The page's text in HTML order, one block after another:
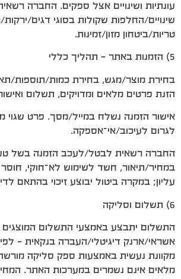
עונתיות ושינויים אצל ספקים. החברה
שינויים/החלפות שקולות בסוגי דגים/
טריות/ביטחון מזון/זמינות.
5) הזמנות באתר – תהליך כללי
בחירת מוצר/מגש, בחירת כמות/תוספות/
הזנת פרטים מלאים ומדויקים, תשלום
אישור הזמנה נשלח במייל/מסך. פרט שגוי
לגרום לעיכוב/אי־אספקה.
החברה רשאית לבטל/לעכב הזמנה בשל
במחיר/תיאור, חשד לשימוש לא־חוקי, חוסר
עליון; במקרה ביטול יבוצע זיכוי בהתאם
6) תשלום וסליקה
התשלום יתבצע באמצעי התשלום
אשראי/ארנק דיגיטלי/העברה בנקאית – לפי
מקוונת נעשית באמצעות ספק סליקה
מלאים אינם נשמרים במערכות האתר.